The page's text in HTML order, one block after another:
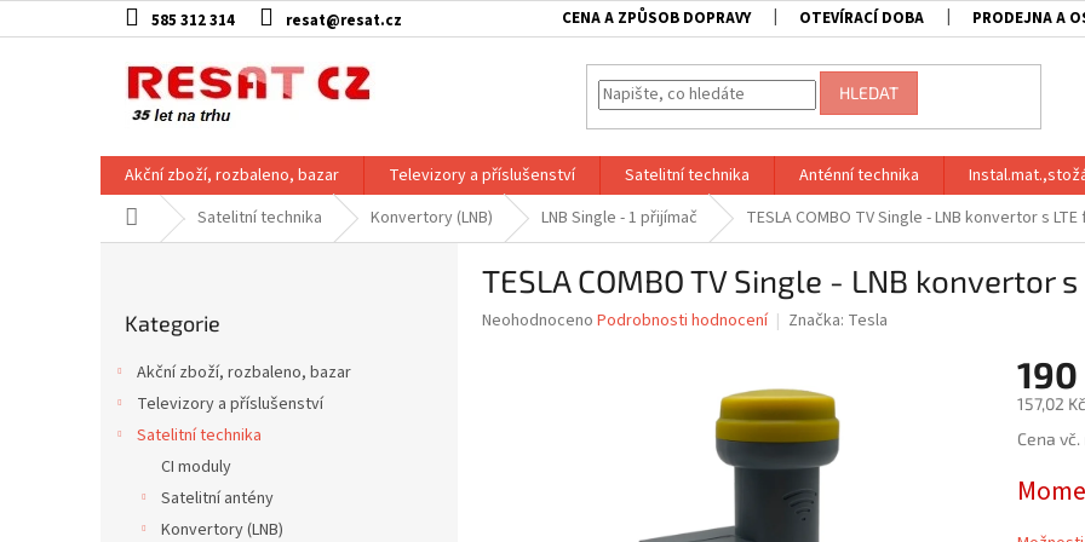
na
585 312 314 resat@resat.cz CENA A ZPŮSOB DOPRAVY OTEVÍRACÍ DOBA PRODEJNA A
HLEDAT
Akční zboží, rozbaleno, bazar Televizory a příslušenství Satelitní technika Anténní technika
Domů Satelitní technika Konvertory (LNB) LNB Single - 1 přijímač TESLA COMBO TV Single - LNB konvertor s
kategorie
Kategorie
Akční zboží, rozbaleno, bazar
Televizory a příslušenství
Satelitní technika
CI moduly
Satelitní antény
Konvertory (LNB)
TESLA COMBO TV Single - LNB konvertor
Průměrné
Neohodnoceno Podrobnosti hodnocení Značka: Tesla
190
157,02
Měrná
Cena